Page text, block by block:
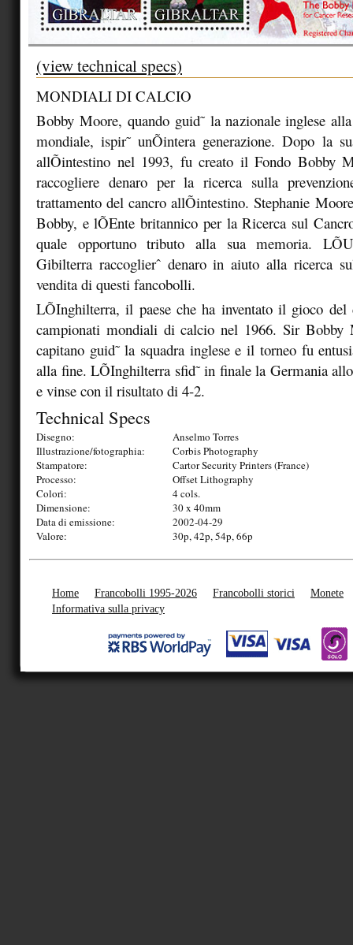
(view technical specs)
MONDIALI DI CALCIO
Bobby Moore, quando guid˜ la nazionale inglese
mondiale, ispir˜ unÕintera generazione. Dopo la
allÕintestino nel 1993, fu creato il Fondo Bobby
raccogliere denaro per la ricerca sulla
trattamento del cancro allÕintestino. Stephanie
Bobby, e lÕEnte britannico per la Ricerca sul
quale opportuno tributo alla sua memoria.
Gibilterra raccoglierˆ denaro in aiuto alla ricerca
vendita di questi fancobolli.
LÕInghilterra, il paese che ha inventato il gioco
campionati mondiali di calcio nel 1966. Sir Bobby
capitano guid˜ la squadra inglese e il torneo fu
alla fine. LÕInghilterra sfid˜ in finale la Germania
e vinse con il risultato di 4-2.
Technical Specs
Disegno:
Anselmo Torres
Illustrazione/fotographia:
Corbis Photography
Stampatore:
Cartor Security Printers (France)
Processo:
Offset Lithography
Colori:
4 cols.
Dimensione:
30 x 40mm
Data di emissione:
2002-04-29
Valore:
30p, 42p, 54p, 66p
Home Francobolli 1995-2026 Francobolli storici
Monete
Informativa sulla privacy